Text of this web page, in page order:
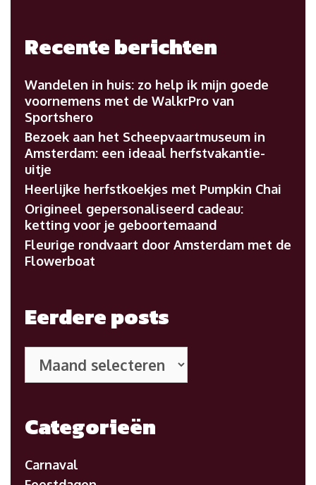
Recente berichten
Wandelen in huis: zo help ik mijn goede
voornemens met de WalkrPro van
Sportshero
Bezoek aan het Scheepvaartmuseum in
Amsterdam: een ideaal herfstvakantie-
uitje
Heerlijke herfstkoekjes met Pumpkin Chai
Origineel gepersonaliseerd cadeau:
ketting voor je geboortemaand
Fleurige rondvaart door Amsterdam met de
Flowerboat
Eerdere posts
posts
Categorieën
Carnaval